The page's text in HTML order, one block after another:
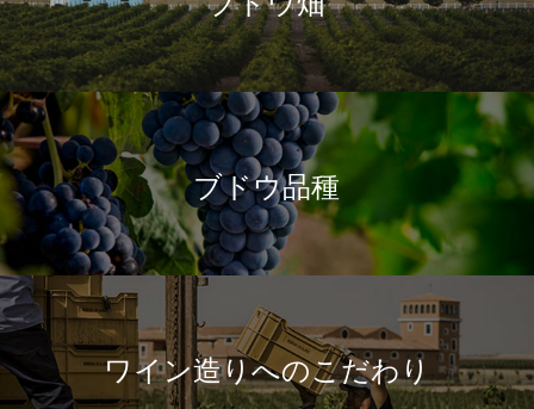
ブドウ品種
ワイン造りへのこだわり